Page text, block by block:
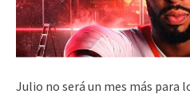
Julio no será un mes más para